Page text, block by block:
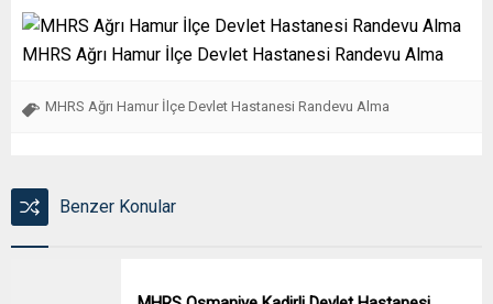
MHRS Ağrı Hamur İlçe Devlet Hastanesi Randevu Alma
MHRS Ağrı Hamur İlçe Devlet Hastanesi Randevu Alma
Benzer Konular